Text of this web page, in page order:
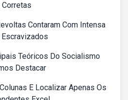
Contaram Com Intensa
Teóricos Do Socialismo
Destacar
E Localizar Apenas Os